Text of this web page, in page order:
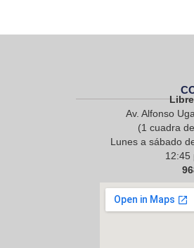
Av. Alfonso
(1 cuadra
Lunes a sábado
12:45